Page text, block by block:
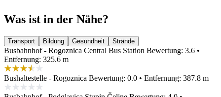
Was ist in der Nähe?
Transport Bildung Gesundheit Strände
Busbahnhof - Rogoznica Central Bus Station Bewertung: 3.6 •
Entfernung: 325.6 m
Bushaltestelle - Rogoznica Bewertung: 0.0 • Entfernung: 387.8 m